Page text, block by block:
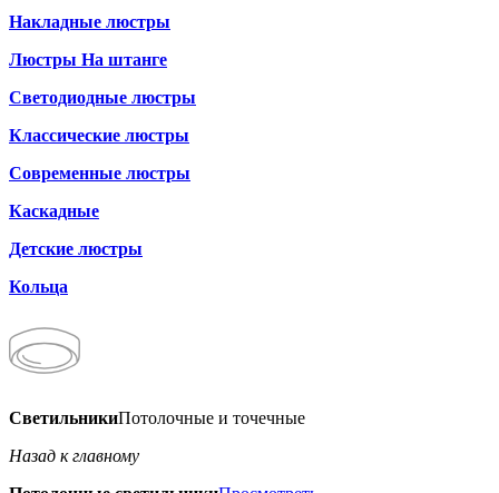
Накладные люстры
Люстры На штанге
Светодиодные люстры
Классические люстры
Современные люстры
Каскадные
Детские люстры
Кольца
СветильникиПотолочные и точечные
Назад к главному